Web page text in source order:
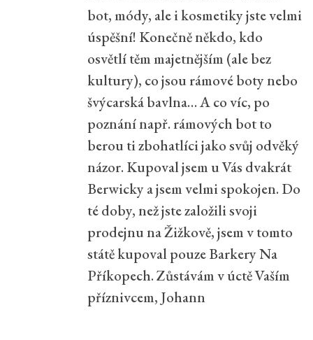
bot, módy, ale i kosmetiky jste velmi
úspěšní! Konečně někdo, kdo
osvětlí těm majetnějším (ale bez
kultury), co jsou rámové boty nebo
švýcarská bavlna… A co víc, po
poznání např. rámových bot to
berou ti zbohatlíci jako svůj odvěký
názor. Kupoval jsem u Vás dvakrát
Berwicky a jsem velmi spokojen. Do
té doby, než jste založili svoji
prodejnu na Žižkově, jsem v tomto
státě kupoval pouze Barkery Na
Příkopech. Zůstávám v úctě Vaším
příznivcem, Johann